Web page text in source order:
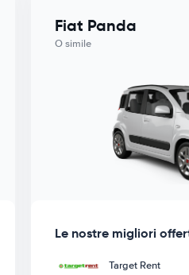
Fiat Panda
O simile
Le nostre migliori
Target Rent